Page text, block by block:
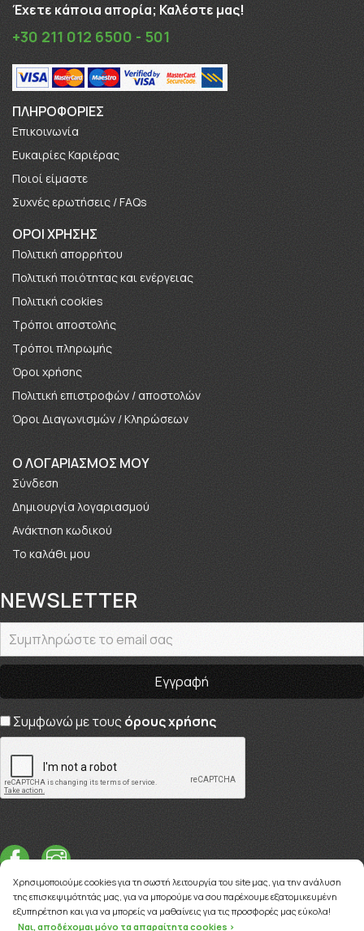
Έχετε κάποια απορία; Καλέστε μας!
+30 211 012 6500 - 501
ΠΛΗΡΟΦΟΡΊΕΣ
Επικοινωνία
Ευκαιρίες Καριέρας
Πoιοί είμαστε
Συχνές ερωτήσεις / FAQs
ΟΡΟΙ ΧΡΗΣΗΣ
Πολιτική απορρήτου
Πολιτική ποιότητας και ενέργειας
Πολιτική cookies
Τρόποι αποστολής
Τρόποι πληρωμής
Όροι χρήσης
Πολιτική επιστροφών / αποστολών
Όροι Διαγωνισμών / Κληρώσεων
O ΛΟΓΑΡΙΑΣΜΟΣ ΜΟΥ
Σύνδεση
Δημιουργία λογαριασμού
Ανάκτηση κωδικού
Το καλάθι μου
NEWSLETTER
Συμφωνώ με τους όρους χρήσης
Χρησιμοποιούμε cookies για τη σωστή λειτουργία του site μας, για την ανάλυση
της επισκεψιμότητάς μας, για να μπορούμε να σου παρέχουμε εξατομικευμένη
εξυπηρέτηση και για να μπορείς να μαθαίνεις για τις προσφορές μας εύκολα!
Ναι, αποδέχομαι μόνο τα απαραίτητα cookies >